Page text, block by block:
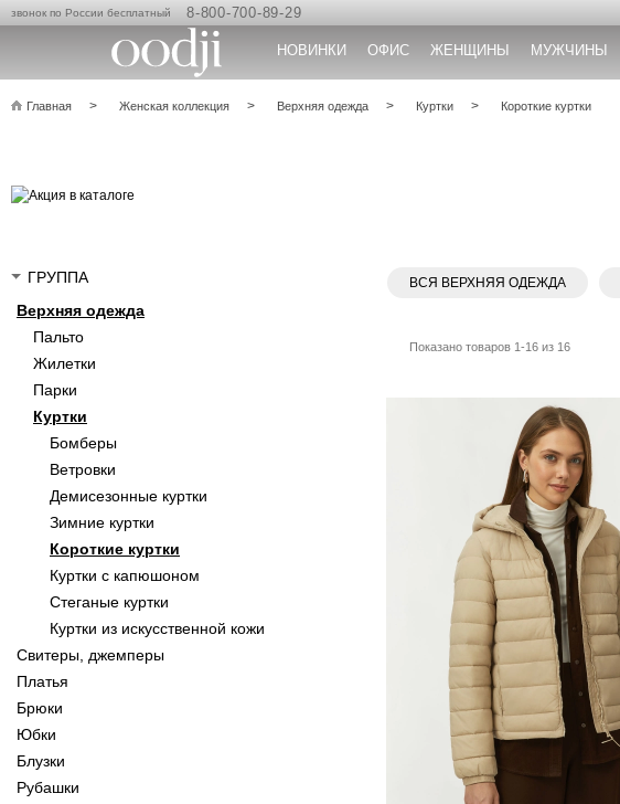
звонок по России бесплатный 8-800-700-89-29
НОВИНКИ ОФИС ЖЕНЩИНЫ МУЖЧИНЫ
Главная Женская коллекция Верхняя одежда Куртки Короткие куртки
ГРУППА
Верхняя одежда
Пальто
Жилетки
Парки
Куртки
Бомберы
Ветровки
Демисезонные куртки
Зимние куртки
Короткие куртки
Куртки с капюшоном
Стеганые куртки
Куртки из искусственной кожи
Свитеры, джемперы
Платья
Брюки
Юбки
Блузки
Рубашки
ВСЯ ВЕРХНЯЯ ОДЕЖДА
Показано товаров 1-16 из 16